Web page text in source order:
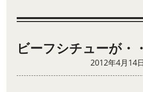
ビーフシチューが・
2012年4月14